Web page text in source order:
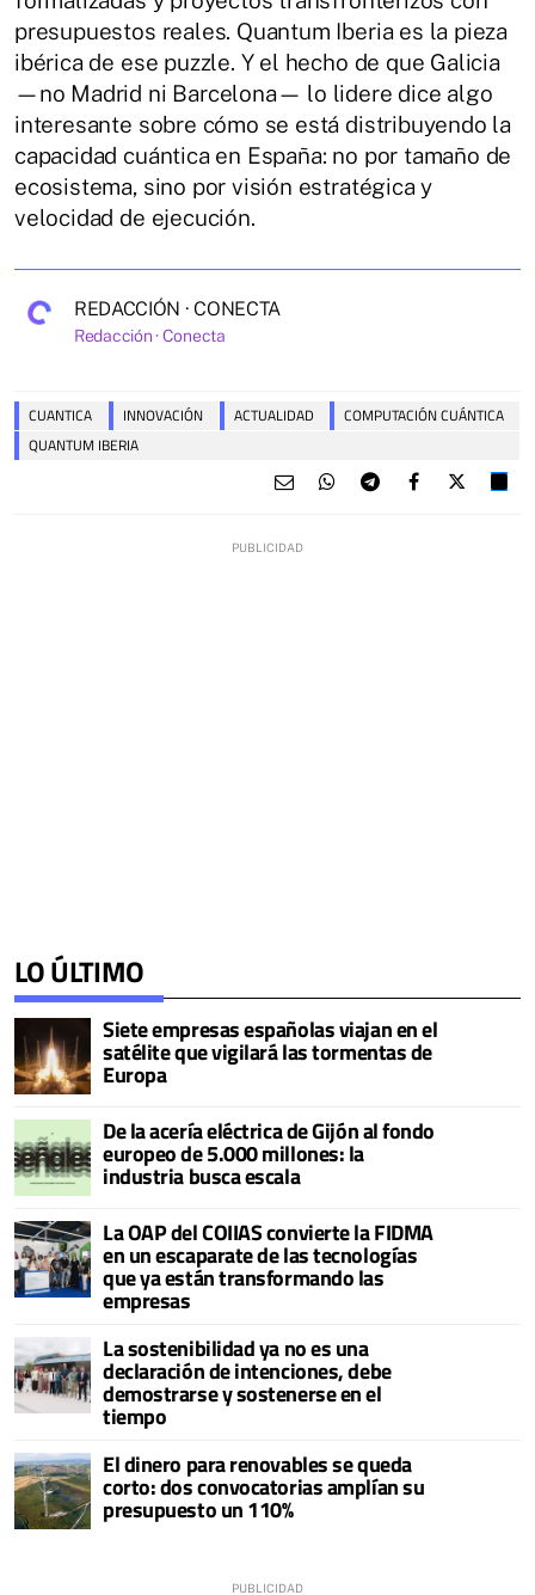
presupuestos reales. Quantum Iberia es la pieza
ibérica de ese puzzle. Y el hecho de que Galicia
—no Madrid ni Barcelona— lo lidere dice algo
interesante sobre cómo se está distribuyendo la
capacidad cuántica en España: no por tamaño de
ecosistema, sino por visión estratégica y
velocidad de ejecución.
REDACCIÓN · CONECTA
Redacción · Conecta
CUANTICA INNOVACIÓN ACTUALIDAD
COMPUTACIÓN CUÁNTICA
QUANTUM IBERIA
LO ÚLTIMO
Siete empresas españolas viajan en el
satélite que vigilará las tormentas de
Europa
De la acería eléctrica de Gijón al fondo
europeo de 5.000 millones: la
industria busca escala
La OAP del COIIAS convierte la FIDMA
en un escaparate de las tecnologías
que ya están transformando las
empresas
La sostenibilidad ya no es una
declaración de intenciones, debe
demostrarse y sostenerse en el
tiempo
El dinero para renovables se queda
corto: dos convocatorias amplían su
presupuesto un 110%